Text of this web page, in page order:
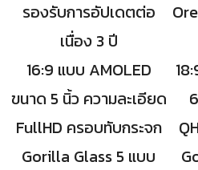
รองรับการอัปเดตต่อ
เนื่อง 3 ปี
16:9 แบบ AMOLED
ขนาด 5 นิ้ว ความละเอียด
FullHD ครอบทับกระจก
Gorilla Glass 5 แบบ